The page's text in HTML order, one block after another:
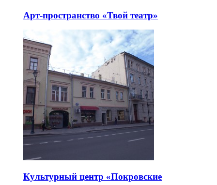
Арт-пространство «Твой театр»
Культурный центр «Покровские